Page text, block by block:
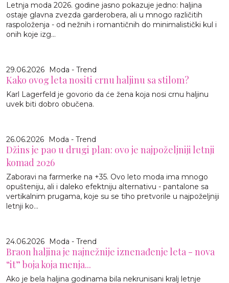
Letnja moda 2026. godine jasno pokazuje jedno: haljina
ostaje glavna zvezda garderobera, ali u mnogo različitih
raspoloženja - od nežnih i romantičnih do minimalistički kul i
onih koje izg...
29.06.2026 Moda - Trend
Kako ovog leta nositi crnu haljinu sa stilom?
Karl Lagerfeld je govorio da će žena koja nosi crnu haljinu
uvek biti dobro obučena.
26.06.2026 Moda - Trend
Džins je pao u drugi plan: ovo je najpoželjniji letnji
komad 2026
Zaboravi na farmerke na +35. Ovo leto moda ima mnogo
opušteniju, ali i daleko efektniju alternativu - pantalone sa
vertikalnim prugama, koje su se tiho pretvorile u najpoželjniji
letnji ko...
24.06.2026 Moda - Trend
Braon haljina je najnežnije iznenađenje leta - nova
“it” boja koja menja...
Ako je bela haljina godinama bila nekrunisani kralj letnje